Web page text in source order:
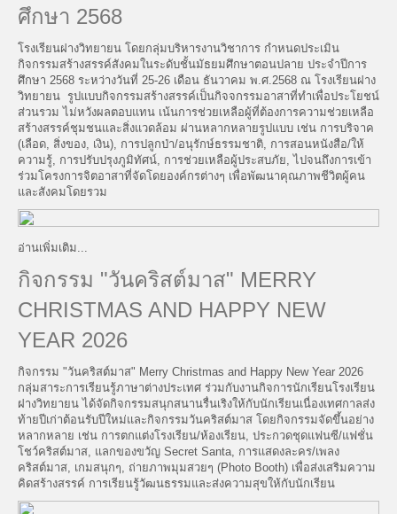
ศึกษา 2568
โรงเรียนฝางวิทยายน โดยกลุ่มบริหารงานวิชาการ กำหนดประเมิน
กิจกรรมสร้างสรรค์สังคมในระดับชั้นมัธยมศึกษาตอนปลาย ประจำปีการ
ศึกษา 2568 ระหว่างวันที่ 25-26 เดือน ธันวาคม พ.ศ.2568 ณ โรงเรียนฝาง
วิทยายน รูปแบบกิจกรรมสร้างสรรค์เป็นกิจจกรรมอาสาที่ทำเพื่อประโยชน์
ส่วนรวม ไม่หวังผลตอบแทน เน้นการช่วยเหลือผู้ที่ต้องการความช่วยเหลือ
สร้างสรรค์ชุมชนและสิ่งแวดล้อม ผ่านหลากหลายรูปแบบ เช่น การบริจาค
(เลือด, สิ่งของ, เงิน), การปลูกป่า/อนุรักษ์ธรรมชาติ, การสอนหนังสือ/ให้
ความรู้, การปรับปรุงภูมิทัศน์, การช่วยเหลือผู้ประสบภัย, ไปจนถึงการเข้า
ร่วมโครงการจิตอาสาที่จัดโดยองค์กรต่างๆ เพื่อพัฒนาคุณภาพชีวิตผู้คน
และสังคมโดยรวม
อ่านเพิ่มเติม...
กิจกรรม "วันคริสต์มาส" MERRY
CHRISTMAS AND HAPPY NEW
YEAR 2026
กิจกรรม "วันคริสต์มาส" Merry Christmas and Happy New Year 2026
กลุ่มสาระการเรียนรู้ภาษาต่างประเทศ ร่วมกับงานกิจการนักเรียนโรงเรียน
ฝางวิทยายน ได้จัดกิจกรรมสนุกสนานรื่นเริงให้กับนักเรียนเนื่องเทศกาลส่ง
ท้ายปีเก่าต้อนรับปีใหม่และกิจกรรมวันคริสต์มาส โดยกิจกรรมจัดขึ้นอย่าง
หลากหลาย เช่น การตกแต่งโรงเรียน/ห้องเรียน, ประกวดชุดแฟนซี/แฟชั่น
โชว์คริสต์มาส, แลกของขวัญ Secret Santa, การแสดงละคร/เพลง
คริสต์มาส, เกมสนุกๆ, ถ่ายภาพมุมสวยๆ (Photo Booth) เพื่อส่งเสริมความ
คิดสร้างสรรค์ การเรียนรู้วัฒนธรรมและส่งความสุขให้กับนักเรียน